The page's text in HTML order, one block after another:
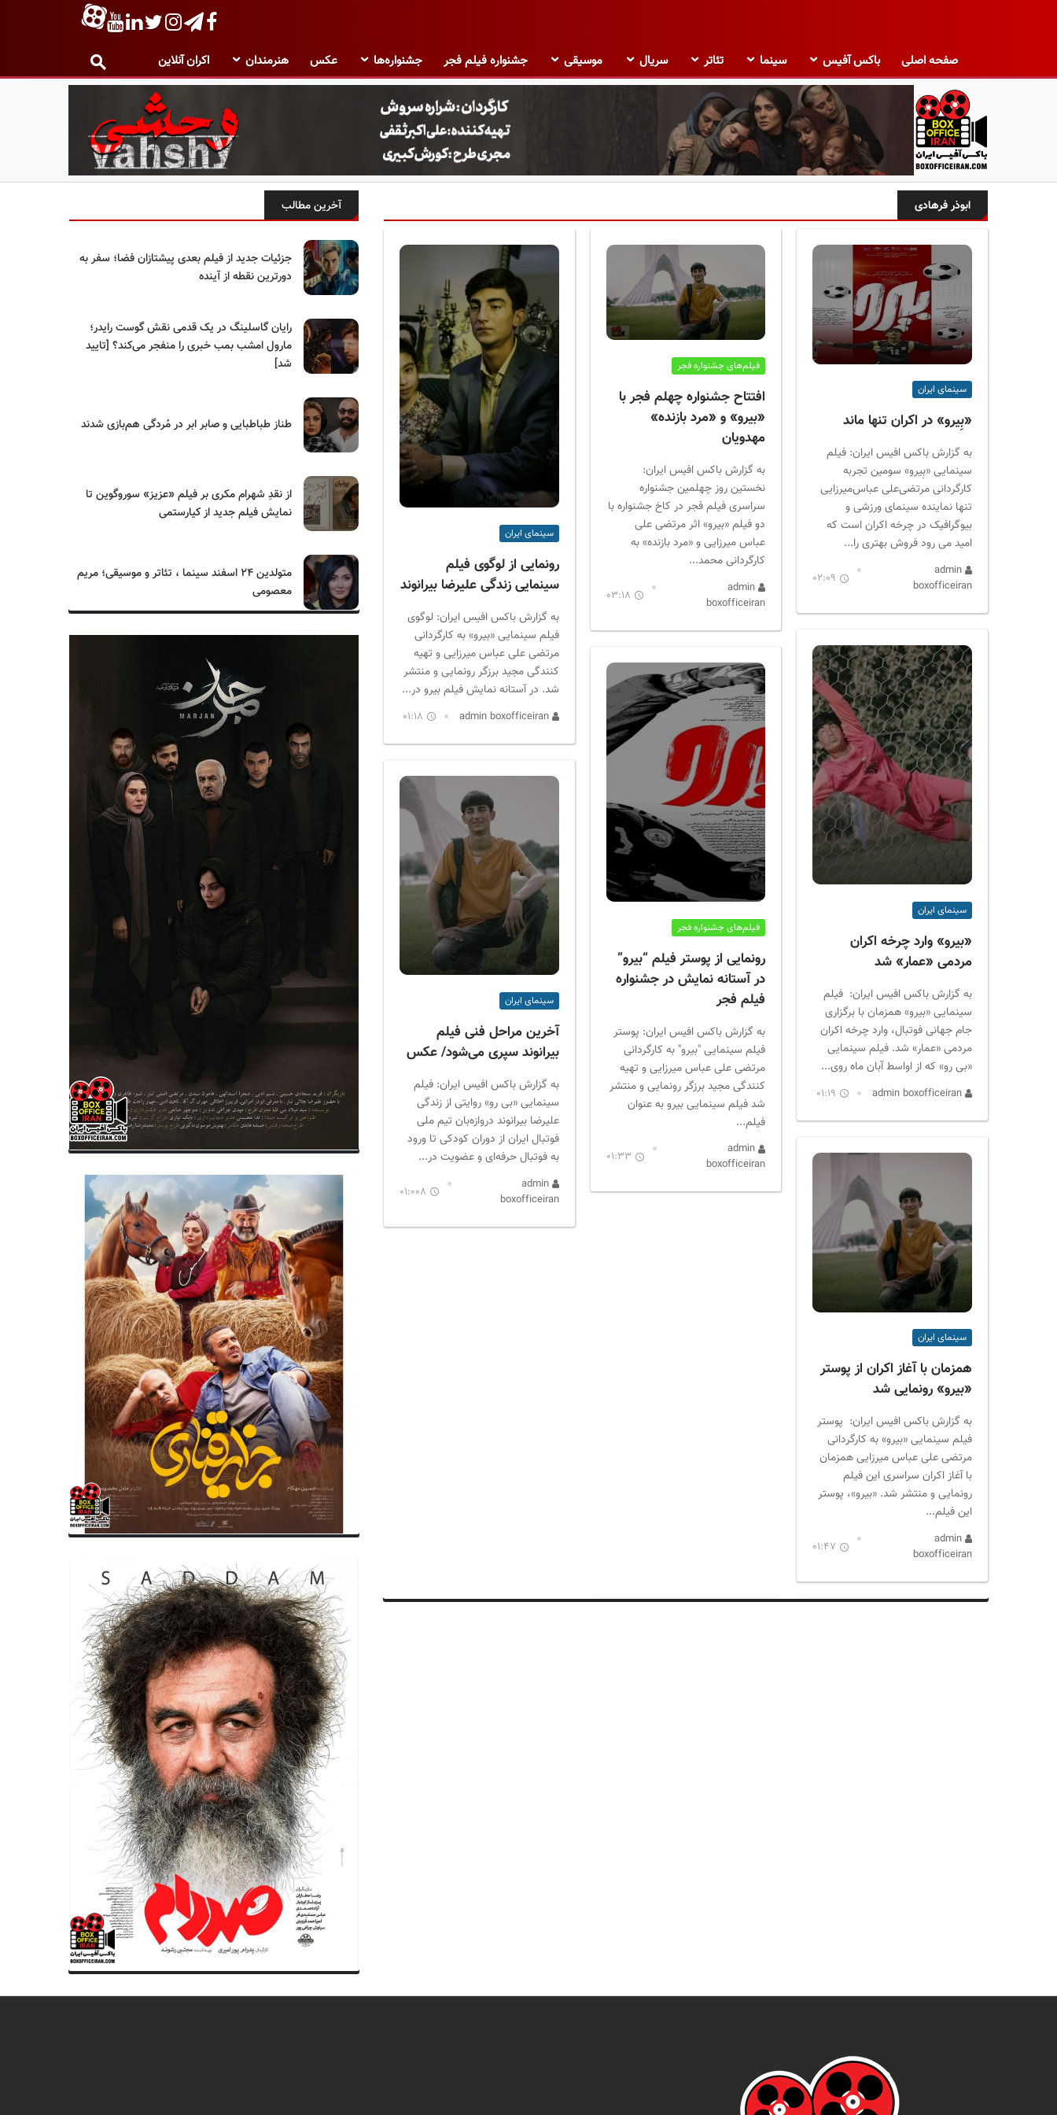
صفحه اصلی باکس آفیس سینما تئاتر سریال موسیقی جشنواره فیلم فجر جشنواره‌ها عکس هنرمندان اکران آنلاین
ب
ک
س
ابوذر فرهادی
سینمای ایران
«بِیرو» در اکران تنها ماند‎
به گزارش باکس افیس ایران: فیلم
سینمایی «بِیرو» سومین تجربه
کارگردانی مرتضی‌علی عباس‌میرزایی
تنها نماینده سینمای ورزشی و
بیوگرافیک در چرخه اکران است که
امید می رود فروش بهتری را...
admin
boxofficeiran
02:09
سینمای ایران
«بیرو» وارد چرخه اکران
مردمی «عمار» شد
به گزارش باکس افیس ایران: فیلم
سینمایی «بیرو» همزمان با برگزاری
جام جهانی فوتبال، وارد چرخه اکران
مردمی «عمار» شد. فیلم سینمایی
«بی رو» که از اواسط آبان ماه روی...
01:19
سینمای ایران
همزمان با آغاز اکران از پوستر
«بیرو» رونمایی شد
به گزارش باکس افیس ایران: پوستر
فیلم سینمایی «بیرو» به کارگردانی
مرتضی علی عباس میرزایی همزمان
با آغاز اکران سراسری این فیلم
رونمایی و منتشر شد. «بیرو»، پوستر
این فیلم...
admin
boxofficeiran
01:47
فیلم‌های جشنواره فجر
افتتاح جشنواره چهلم فجر با
«بیرو» و «مرد بازنده»
مهدویان
به گزارش باکس افیس ایران:
نخستین روز چهلمین جشنواره
سراسری فیلم فجر در کاخ جشنواره با
دو فیلم «بیرو» اثر مرتضی علی
عباس میرزایی و «مرد بازنده» به
کارگردانی محمد...
admin
boxofficeiran
03:18
فیلم‌های جشنواره فجر
رونمایی از پوستر فیلم “بیرو”
در آستانه نمایش در جشنواره
فیلم فجر
به گزارش باکس افیس ایران: پوستر
فیلم سینمایی "بیرو" به کارگردانی
مرتضی علی عباس میرزایی و تهیه
کنندگی مجید برزگر رونمایی و منتشر
شد فیلم سینمایی بیرو به عنوان
فیلم...
admin
boxofficeiran
01:33
سینمای ایران
رونمایی از لوگوی فیلم
سینمایی زندگی علیرضا بیرانوند
به گزارش باکس افیس ایران: لوگوی
فیلم سینمایی «بیرو» به کارگردانی
مرتضی علی عباس میرزایی و تهیه
کنندگی مجید برزگر رونمایی و منتشر
شد. در آستانه نمایش فیلم بیرو در...
admin boxofficeiran
01:18
سینمای ایران
آخرین مراحل فنی فیلم
بیرانوند سپری می‌شود/ عکس
به گزارش باکس افیس ایران: فیلم
سینمایی «بی رو» روایتی از زندگی
علیرضا بیرانوند دروازه‌بان تیم ملی
فوتبال ایران از دوران کودکی تا ورود
به فوتبال حرفه‌ای و عضویت در...
admin
boxofficeiran
01:008
آخرین مطالب
جزئیات جدید از فیلم بعدی پیشتازان فضا؛ سفر به
دورترین نقطه از آینده
رایان گاسلینگ در یک قدمی نقش گوست رایدر؛
مارول امشب بمب خبری را منفجر می‌کند؟ [تایید
شد]
طناز طباطبایی و صابر ابر در مُردگی هم‌بازی شدند
از نقدِ شهرام مکری بر فیلم «عزیز» سوروگوین تا
نمایش فیلم جدید از کیارستمی
متولدین ۲۴ اسفند سینما ، تئاتر و موسیقی؛ مریم
معصومی